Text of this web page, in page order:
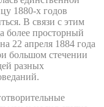
1880-х годов
В связи с этим
более просторный
22 апреля 1884 года
большом стечении
разных